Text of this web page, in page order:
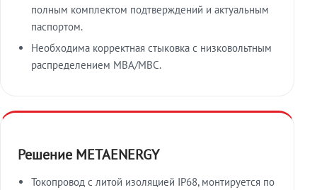
полным комплектом подтверждений и актуальным
паспортом.
Необходима корректная стыковка с низковольтным
распределением МВА/МВС.
Решение METAENERGY
Токопровод с литой изоляцией IP68, монтируется по